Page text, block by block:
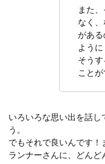
また
なく
があ
ように
そう
ことが
いろいろな思い出を話
う。
でもそれで良いんです
ランナーさんに、どんど